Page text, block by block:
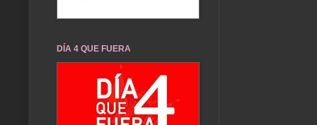
DÍA 4 QUE FUERA